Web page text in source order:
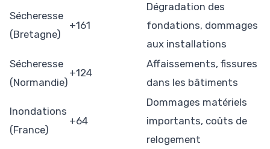
Sécheresse
(Bretagne)
+161
Dégradation des
fondations, dommages
aux installations
Sécheresse
(Normandie)
+124
Affaissements, fissures
dans les bâtiments
Inondations
(France)
+64
Dommages matériels
importants, coûts de
relogement